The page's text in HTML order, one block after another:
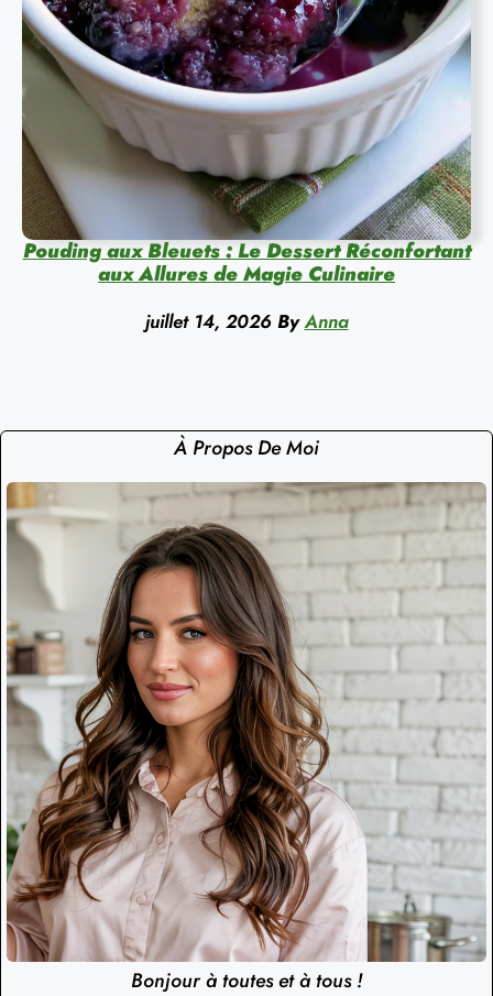
Pouding aux Bleuets : Le Dessert Réconfortant
aux Allures de Magie Culinaire
juillet 14, 2026 By Anna
À Propos De Moi
Bonjour à toutes et à tous !